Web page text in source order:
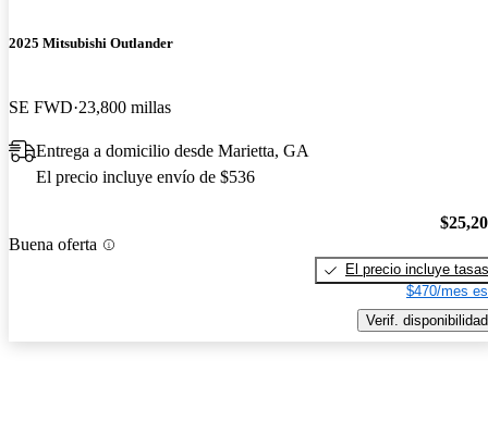
2025 Mitsubishi Outlander
SE FWD 23,800 millas
Entrega a domicilio desde Marietta, GA
El precio incluye envío de $536
Buena oferta
El precio incluye tasas
$470/mes
Verif. disponibilidad